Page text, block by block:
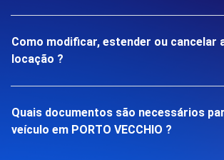
Como modificar, estender ou cancelar
locação ?
Quais documentos são necessários
veículo em PORTO VECCHIO ?